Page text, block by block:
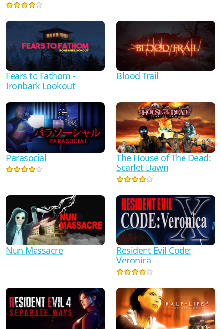
Fears to Fathom -
Ironbark Lookout
Blood Trail
Parasocial
The House of The Dead:
Scarlet Dawn
Nun Massacre
Resident Evil Code:
Veronica